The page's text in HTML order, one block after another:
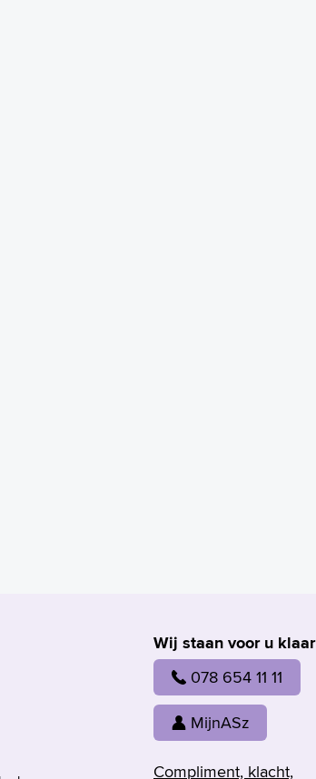
Wij staan voor u klaar
078 654 11 11
MijnASz
Compliment, klacht,